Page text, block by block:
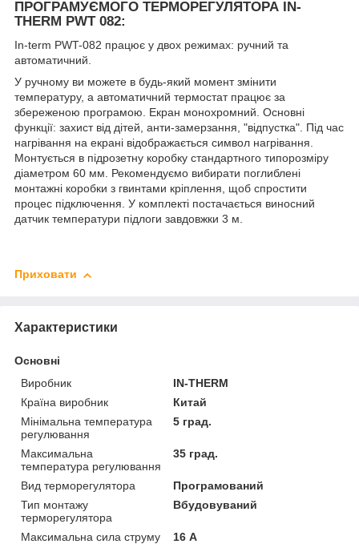
ПРОГРАМУЄМОГО ТЕРМОРЕГУЛЯТОРА IN-
THERM PWT 082:
In-term PWT-082 працює у двох режимах: ручний та
автоматичний.
У ручному ви можете в будь-який момент змінити
температуру, а автоматичний термостат працює за
збереженою програмою. Екран монохромний. Основні
функції: захист від дітей, анти-замерзання, "відпустка". Під час
нагрівання на екрані відображається символ нагрівання.
Монтується в підрозетну коробку стандартного типорозміру
діаметром 60 мм. Рекомендуємо вибирати поглиблені
монтажні коробки з гвинтами кріплення, щоб спростити
процес підключення. У комплекті постачається виносний
датчик температури підлоги завдовжки 3 м.
Приховати
Характеристики
Основні
Виробник
IN-THERM
Країна виробник
Китай
Мінімальна температура
регулювання
5 град.
Максимальна
температура регулювання
35 град.
Вид терморегулятора
Програмований
Тип монтажу
терморегулятора
Вбудовуваний
Максимальна сила струму
16 А